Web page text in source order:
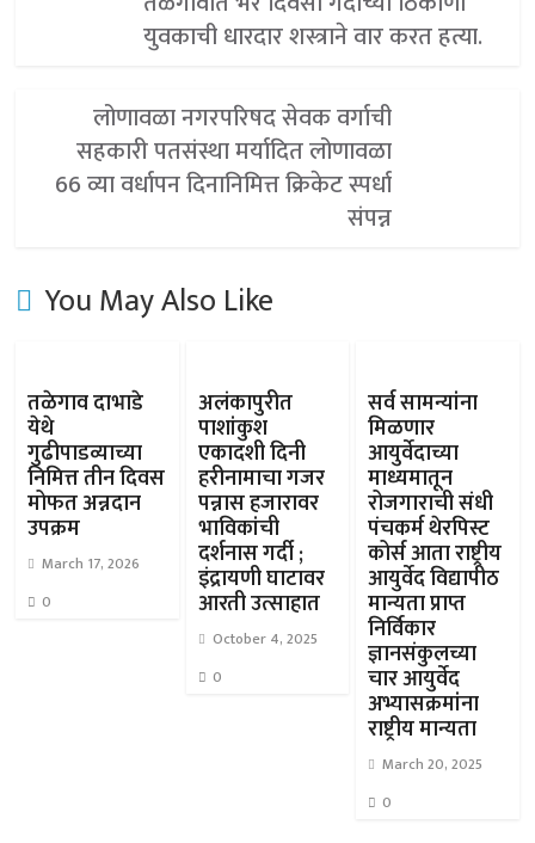
युवकाची धारदार शस्त्राने वार करत हत्या.
लोणावळा नगरपरिषद सेवक वर्गाची
सहकारी पतसंस्था मर्यादित लोणावळा
66 व्या वर्धापन दिनानिमित्त क्रिकेट स्पर्धा
संपन्न
You May Also Like
तळेगाव दाभाडे
येथे
गुढीपाडव्याच्या
निमित्त तीन दिवस
मोफत अन्नदान
उपक्रम
March 17, 2026
0
अलंकापुरीत
पाशांकुश
एकादशी दिनी
हरीनामाचा गजर
पन्नास हजारावर
भाविकांची
दर्शनास गर्दी ;
इंद्रायणी घाटावर
आरती उत्साहात
October 4, 2025
0
सर्व सामन्यांना
मिळणार
आयुर्वेदाच्या
माध्यमातून
रोजगाराची संधी
पंचकर्म थेरपिस्ट
कोर्स आता राष्ट्रीय
आयुर्वेद विद्यापीठ
मान्यता प्राप्त
निर्विकार
ज्ञानसंकुलच्या
चार आयुर्वेद
अभ्यासक्रमांना
राष्ट्रीय मान्यता
March 20, 2025
0